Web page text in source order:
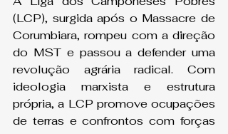
(LCP), surgida após o Massacre de
Corumbiara, rompeu com a direção
do MST e passou a defender uma
revolução agrária radical. Com
ideologia marxista e estrutura
própria, a LCP promove ocupações
de terras e confrontos com forças